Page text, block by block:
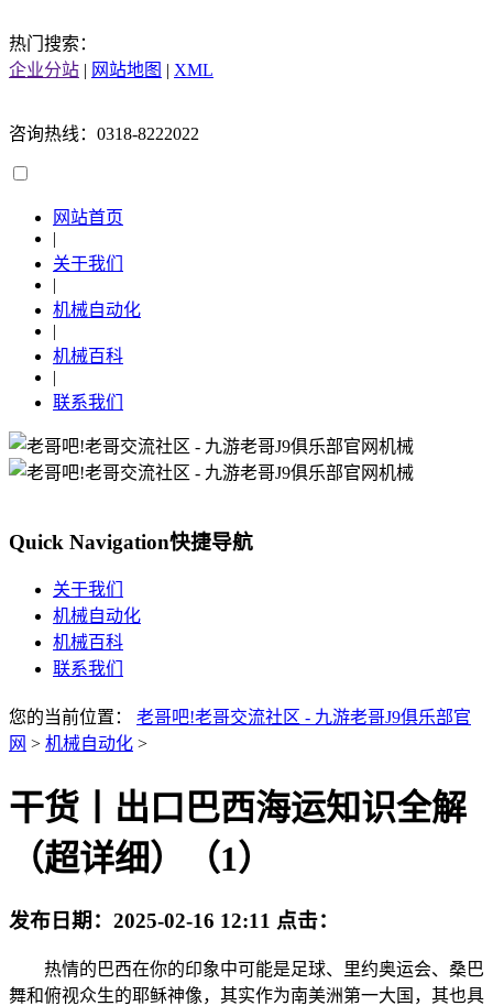
热门搜索：
企业分站 | 网站地图 | XML
咨询热线：0318-8222022
网站首页
|
关于我们
|
机械自动化
|
机械百科
|
联系我们
Quick Navigation快捷导航
关于我们
机械自动化
机械百科
联系我们
您的当前位置： 老哥吧!老哥交流社区 - 九游老哥J9俱乐部官
网 > 机械自动化 >
干货丨出口巴西海运知识全解
（超详细）（1）
发布日期： 2025-02-16 12:11 点击：
热情的巴西在你的印象中可能是足球、里约奥运会、桑巴
舞和俯视众生的耶稣神像，其实作为南美洲第一大国，其也具